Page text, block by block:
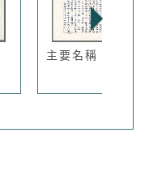
主要名稱：拓帖者